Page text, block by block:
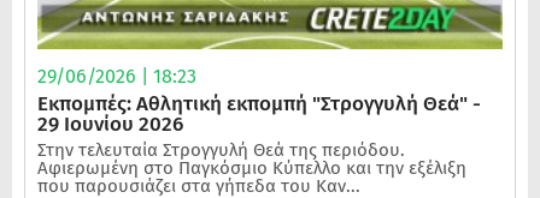
29/06/2026 | 18:23
Εκπομπές: Αθλητική εκπομπή "Στρογγυλή Θεά" -
29 Ιουνίου 2026
Στην τελευταία Στρογγυλή Θεά της περιόδου.
Αφιερωμένη στο Παγκόσμιο Κύπελλο και την εξέλιξη
που παρουσιάζει στα γήπεδα του Καν...